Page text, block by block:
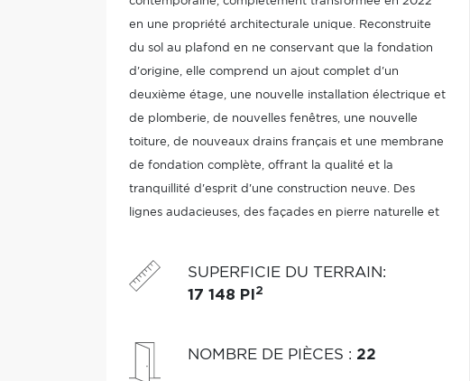
en une propriété architecturale unique. Reconstruite
du sol au plafond en ne conservant que la fondation
d'origine, elle comprend un ajout complet d'un
deuxième étage, une nouvelle installation électrique et
de plomberie, de nouvelles fenêtres, une nouvelle
toiture, de nouveaux drains français et une membrane
de fondation complète, offrant la qualité et la
tranquillité d'esprit d'une construction neuve. Des
lignes audacieuses, des façades en pierre naturelle et
une première impression inoubliable...
SUPERFICIE DU TERRAIN:
17 148 PI 2
NOMBRE DE PIÈCES : 22